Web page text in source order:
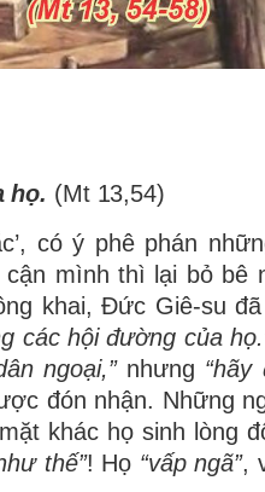
họ. (Mt 13,54)
có ý phê phán
mình thì lại bỏ bê
khai, Đức Giê-su đã
các hội đường của
ngoại,”nhưng “hãy
đón nhận. Những
khác họ sinh lòng
thế”! Họ “vấp ngã”,